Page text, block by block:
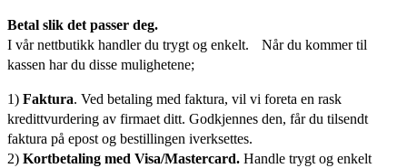
Betal slik det passer deg.
I vår nettbutikk handler du trygt og enkelt. Når du kommer til
kassen har du disse mulighetene;
1) Faktura. Ved betaling med faktura, vil vi foreta en rask
kredittvurdering av firmaet ditt. Godkjennes den, får du tilsendt
faktura på epost og bestillingen iverksettes.
2) Kortbetaling med Visa/Mastercard. Handle trygt og enkelt